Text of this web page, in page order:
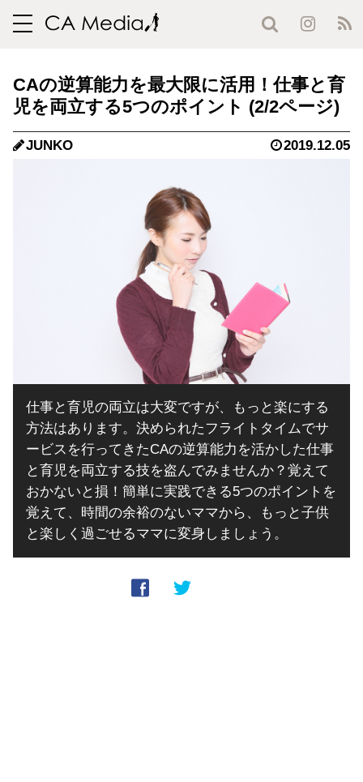
toggle
CAの逆算能力を最大限に活用！仕事と育
児を両立する5つのポイント (2/2ページ)
JUNKO 2019.12.05
仕事と育児の両立は大変ですが、もっと楽にする
方法はあります。決められたフライトタイムでサ
ービスを行ってきたCAの逆算能力を活かした仕事
と育児を両立する技を盗んでみませんか？覚えて
おかないと損！簡単に実践できる5つのポイントを
覚えて、時間の余裕のないママから、もっと子供
と楽しく過ごせるママに変身しましょう。